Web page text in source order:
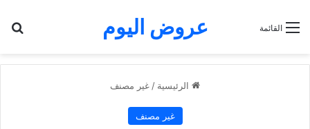
عروض اليوم القائمة
الرئيسية / غير مصنف
غير مصنف